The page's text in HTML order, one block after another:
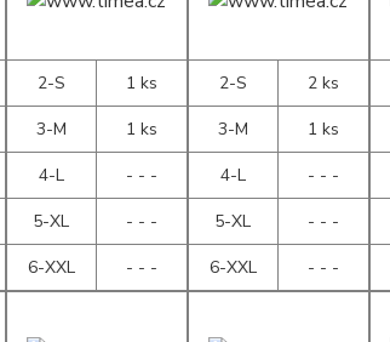
2-S
1 ks
3-M
1 ks
4-L
- - -
5-XL
- - -
6-XXL
- - -
2-S
2 ks
3-M
1 ks
4-L
- - -
5-XL
- - -
6-XXL
- - -